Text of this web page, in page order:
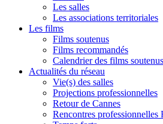
Les salles
Les associations territoriales
Les films
Films soutenus
Films recommandés
Calendrier des films
Actualités du réseau
Vie(s) des salles
Projections professionnelles
Retour de Cannes
Rencontres professionnelles